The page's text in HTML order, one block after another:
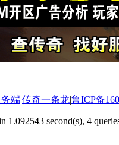
端|传奇一条龙|鲁ICP备
1.092543 second(s), 4